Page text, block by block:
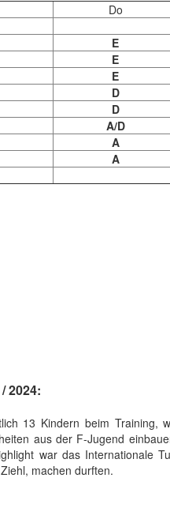
Do
E
E
E
D
D
A/D
A
A
2024:
13 Kindern beim Training,
aus der F-Jugend
war das Internationale
machen durften.